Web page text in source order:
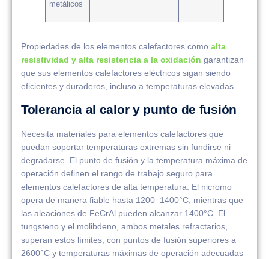
metálicos
Propiedades de los elementos calefactores como alta
resistividad y alta resistencia a la oxidación garantizan
que sus elementos calefactores eléctricos sigan siendo
eficientes y duraderos, incluso a temperaturas elevadas.
Tolerancia al calor y punto de fusión
Necesita materiales para elementos calefactores que
puedan soportar temperaturas extremas sin fundirse ni
degradarse. El punto de fusión y la temperatura máxima de
operación definen el rango de trabajo seguro para
elementos calefactores de alta temperatura. El nicromo
opera de manera fiable hasta 1200–1400°C, mientras que
las aleaciones de FeCrAl pueden alcanzar 1400°C. El
tungsteno y el molibdeno, ambos metales refractarios,
superan estos límites, con puntos de fusión superiores a
2600°C y temperaturas máximas de operación adecuadas